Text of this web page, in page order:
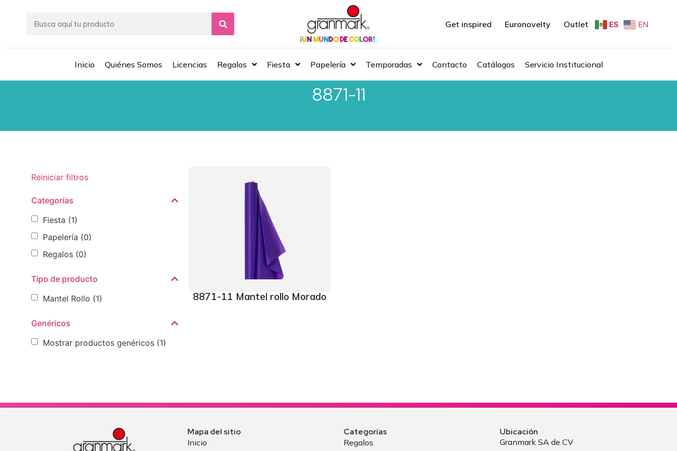
Get inspired Euronovelty Outlet ES EN
Inicio Quiénes Somos Licencias Regalos Fiesta Papelería Temporadas Contacto Catálogos Servicio Institucional
8871-11
Reiniciar filtros
Categorías
Fiesta (1)
Papelería (0)
Regalos (0)
Tipo de producto
Mantel Rollo (1)
Genéricos
Mostrar productos genéricos (1)
8871-11 Mantel rollo Morado
Mapa del sitio
Inicio
Categorías
Regalos
Ubicación
Granmark SA de CV